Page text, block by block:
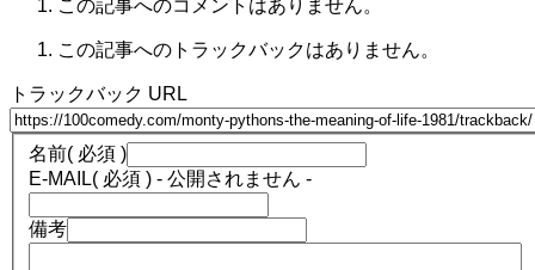
この記事へのコメントはありません。
この記事へのトラックバックはありません。
トラックバック URL
名前( 必須 )
E-MAIL( 必須 ) - 公開されません -
備考